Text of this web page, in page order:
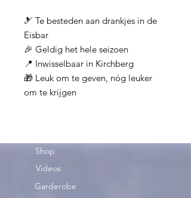
🎿 Te besteden aan drankjes in de
Eisbar
🎉 Geldig het hele seizoen
📍 Inwisselbaar in Kirchberg
🎁 Leuk om te geven, nóg leuker
om te krijgen
Shop
Videos
Garderobe